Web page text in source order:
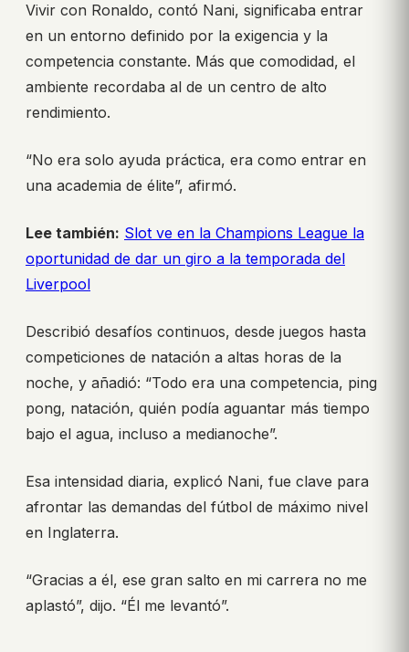
Vivir con Ronaldo, contó Nani, significaba entrar
en un entorno definido por la exigencia y la
competencia constante. Más que comodidad, el
ambiente recordaba al de un centro de alto
rendimiento.
“No era solo ayuda práctica, era como entrar en
una academia de élite”, afirmó.
Lee también: Slot ve en la Champions League la
oportunidad de dar un giro a la temporada del
Liverpool
Describió desafíos continuos, desde juegos hasta
competiciones de natación a altas horas de la
noche, y añadió: “Todo era una competencia, ping
pong, natación, quién podía aguantar más tiempo
bajo el agua, incluso a medianoche”.
Esa intensidad diaria, explicó Nani, fue clave para
afrontar las demandas del fútbol de máximo nivel
en Inglaterra.
“Gracias a él, ese gran salto en mi carrera no me
aplastó”, dijo. “Él me levantó”.